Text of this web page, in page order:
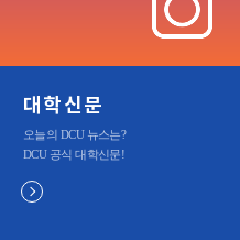
대학신문
오늘의 DCU 뉴스는?
DCU 공식 대학신문!